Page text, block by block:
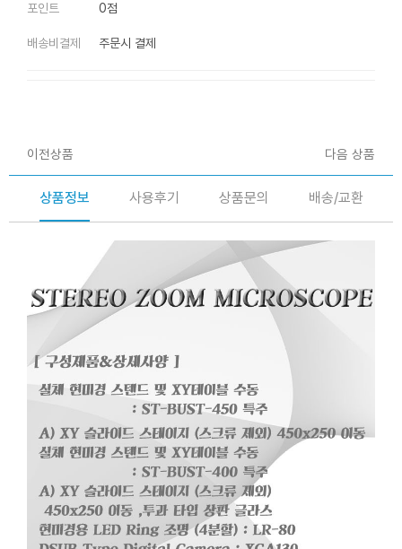
포인트 0점
배송비결제 주문시 결제
이전상품 다음 상품
상품정보 사용후기 상품문의 배송/교환